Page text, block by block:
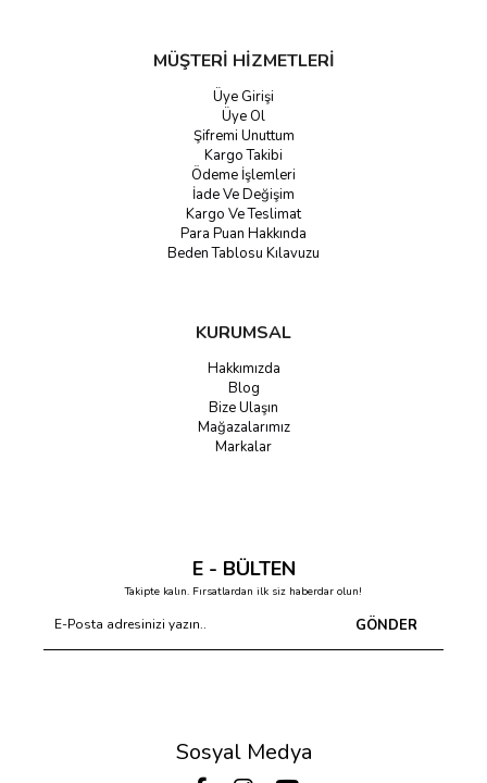
MÜŞTERİ HİZMETLERİ
Üye Girişi
Üye Ol
Şifremi Unuttum
Kargo Takibi
Ödeme İşlemleri
İade Ve Değişim
Kargo Ve Teslimat
Para Puan Hakkında
Beden Tablosu Kılavuzu
KURUMSAL
Hakkımızda
Blog
Bize Ulaşın
Mağazalarımız
Markalar
E - BÜLTEN
Takipte kalın. Fırsatlardan ilk siz haberdar olun!
GÖNDER
Sosyal Medya